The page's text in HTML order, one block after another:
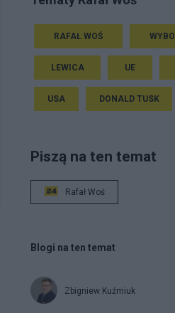
RAFAŁ WOŚ
LEWICA UE
USA DONALD TUSK
Piszą na ten temat
Rafał Woś
Blogi na ten temat
Zbigniew Kuźmiuk